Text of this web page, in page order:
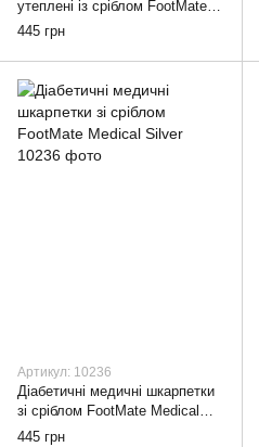
утеплені із сріблом FootMate
Medical Thermo AG +, black,
445 грн
Артикул: 10236
Діабетичні медичні шкарпетки
зі сріблом FootMate Medical
Silver, black, 39-41
445 грн